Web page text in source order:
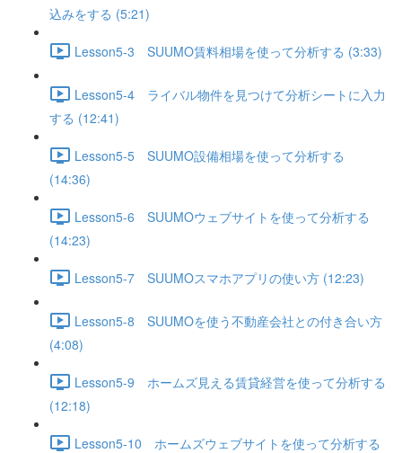
込みをする (5:21)
Lesson5-3 SUUMO賃料相場を使って分析する (3:33)
Lesson5-4 ライバル物件を見つけて分析シートに入力
する (12:41)
Lesson5-5 SUUMO設備相場を使って分析する
(14:36)
Lesson5-6 SUUMOウェブサイトを使って分析する
(14:23)
Lesson5-7 SUUMOスマホアプリの使い方 (12:23)
Lesson5-8 SUUMOを使う不動産会社との付き合い方
(4:08)
Lesson5-9 ホームズ見える賃貸経営を使って分析する
(12:18)
Lesson5-10 ホームズウェブサイトを使って分析する